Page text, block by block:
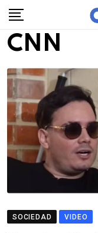
Skip
content
CNN
SOCIEDAD VIDEO